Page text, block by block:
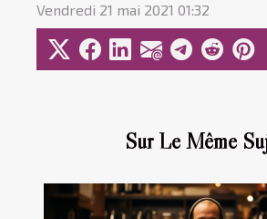
Sur Le Même
Vendredi 21 mai 2021 01:32